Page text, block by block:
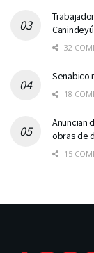
Canindeyú
32
Senabico
18
Anuncian
obras de
15